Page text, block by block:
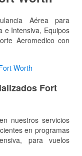
Aérea para
e Intensiva, Equipos
Aeromedico con
Worth
Fort
nuestros servicios
en programas
para vuelos